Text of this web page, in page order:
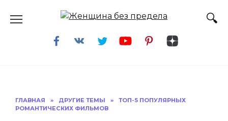
ГЛАВНАЯ » ДРУГИЕ ТЕМЫ »
ТОП-5 ПОПУЛЯРНЫХ
РОМАНТИЧЕСКИХ ФИЛЬМОВ